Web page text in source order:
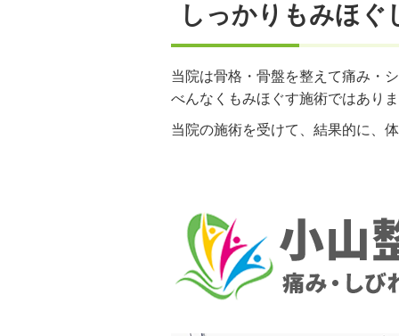
しっかりもみほぐ
当院は骨格・骨盤を整えて痛み・
べんなくもみほぐす施術ではあり
当院の施術を受けて、結果的に、